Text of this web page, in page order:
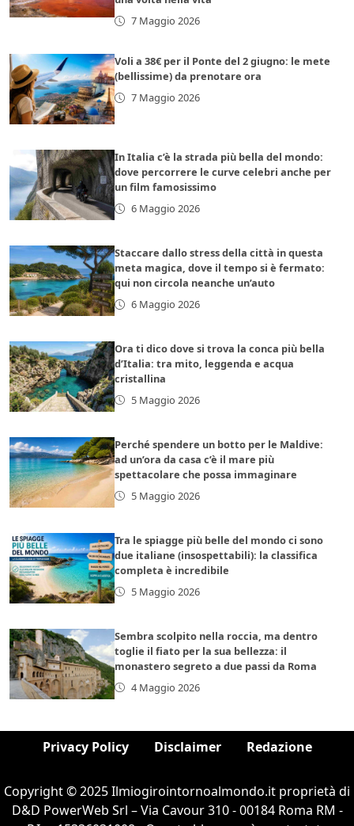
7 Maggio 2026
Voli a 38€ per il Ponte del 2 giugno: le mete
(bellissime) da prenotare ora
7 Maggio 2026
In Italia c’è la strada più bella del mondo:
dove percorrere le curve celebri anche per
un film famosissimo
6 Maggio 2026
Staccare dallo stress della città in questa
meta magica, dove il tempo si è fermato:
qui non circola neanche un’auto
6 Maggio 2026
Ora ti dico dove si trova la conca più bella
d’Italia: tra mito, leggenda e acqua
cristallina
5 Maggio 2026
Perché spendere un botto per le Maldive:
ad un’ora da casa c’è il mare più
spettacolare che possa immaginare
5 Maggio 2026
Tra le spiagge più belle del mondo ci sono
due italiane (insospettabili): la classifica
completa è incredibile
5 Maggio 2026
Sembra scolpito nella roccia, ma dentro
toglie il fiato per la sua bellezza: il
monastero segreto a due passi da Roma
4 Maggio 2026
Privacy Policy Disclaimer Redazione
Copyright © 2025 Ilmiogirointornoalmondo.it proprietà di
D&D PowerWeb Srl – Via Cavour 310 - 00184 Roma RM -